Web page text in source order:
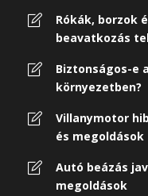
Rókák, borzok
beavatkozás
Biztonságos-e
környezetben?
Villanymotor
és megoldások
Autó beázás
megoldások